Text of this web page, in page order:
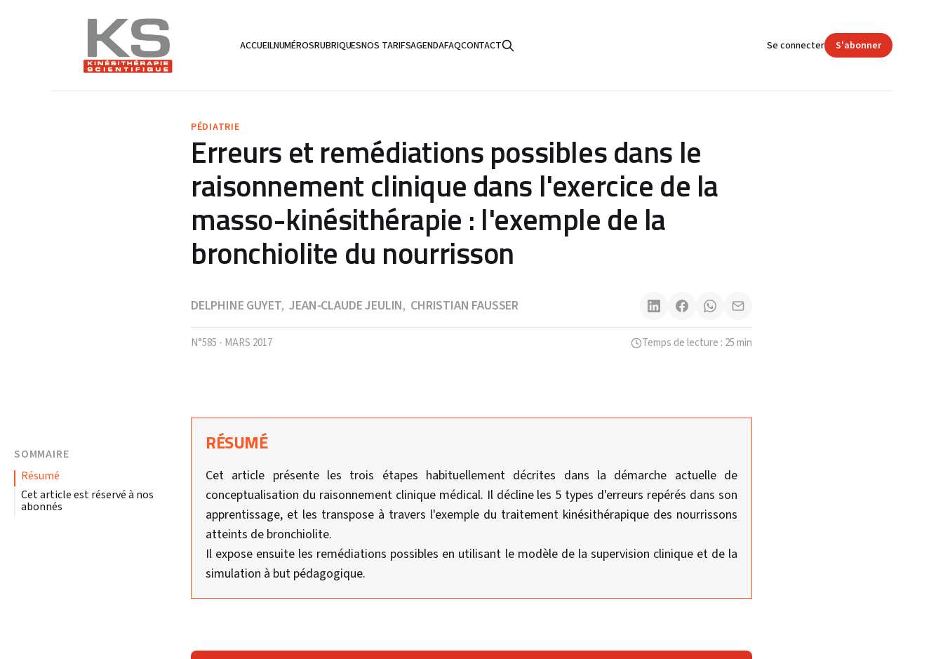
ACCUEILNUMÉROSRUBRIQUESNOS TARIFSAGENDAFAQCONTACT Se connecter S'abonner
PÉDIATRIE
Erreurs et remédiations possibles dans le
raisonnement clinique dans l'exercice de la
masso-kinésithérapie : l'exemple de la
bronchiolite du nourrisson
DELPHINE GUYET,JEAN-CLAUDE JEULIN, CHRISTIAN FAUSSER
N°585 - MARS 2017 Temps de lecture : 25 min
SOMMAIRE
résumé
Cet article est réservé à nos
abonnés
RÉSUMÉ
Cet article présente les trois étapes habituellement décrites dans la démarche actuelle de
conceptualisation du raisonnement clinique médical. Il décline les 5 types d'erreurs repérés dans son
apprentissage, et les transpose à travers l'exemple du traitement kinésithérapique des nourrissons
atteints de bronchiolite.
Il expose ensuite les remédiations possibles en utilisant le modèle de la supervision clinique et de la
simulation à but pédagogique.